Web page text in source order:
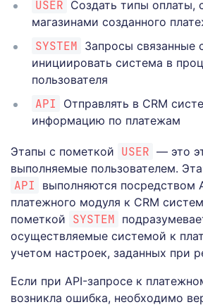
USER Создать типы оплаты,
магазинами созданного
SYSTEM Запросы связанные
инициировать система в
пользователя
API
Отправлять в CRM
информацию по платежам
Этапы с пометкой USER — это
выполняемые пользователем.
API
выполняются посредством
платежного модуля к CRM
пометкой SYSTEM
осуществляемые системой к
учетом настроек, заданных при
Если при API-запросе к
возникла ошибка, необходимо